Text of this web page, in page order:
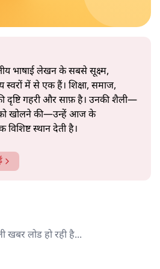
से वे बहुत आगे आ चुकी हैं।
को जानने वाली वित्त मंत्री की
के नीचे जो सामग्री है, वह
भरी।
करें
स्वरों में से एक हैं। शिक्षा, समाज,